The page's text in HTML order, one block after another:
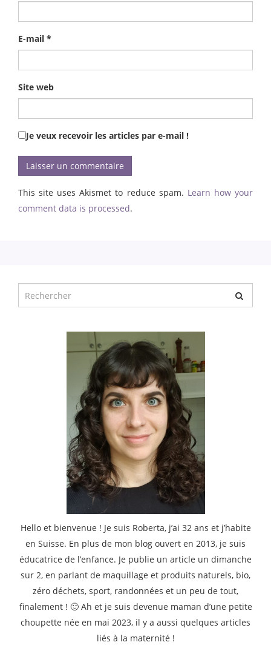
E-mail *
Site web
Je veux recevoir les articles par e-mail !
This site uses Akismet to reduce spam. Learn how your
comment data is processed.
pour
:
Hello et bienvenue ! Je suis Roberta, j’ai 32 ans et j’habite
en Suisse. En plus de mon blog ouvert en 2013, je suis
éducatrice de l’enfance. Je publie un article un dimanche
sur 2, en parlant de maquillage et produits naturels, bio,
zéro déchets, sport, randonnées et un peu de tout,
finalement ! 🙂 Ah et je suis devenue maman d’une petite
choupette née en mai 2023, il y a aussi quelques articles
liés à la maternité !